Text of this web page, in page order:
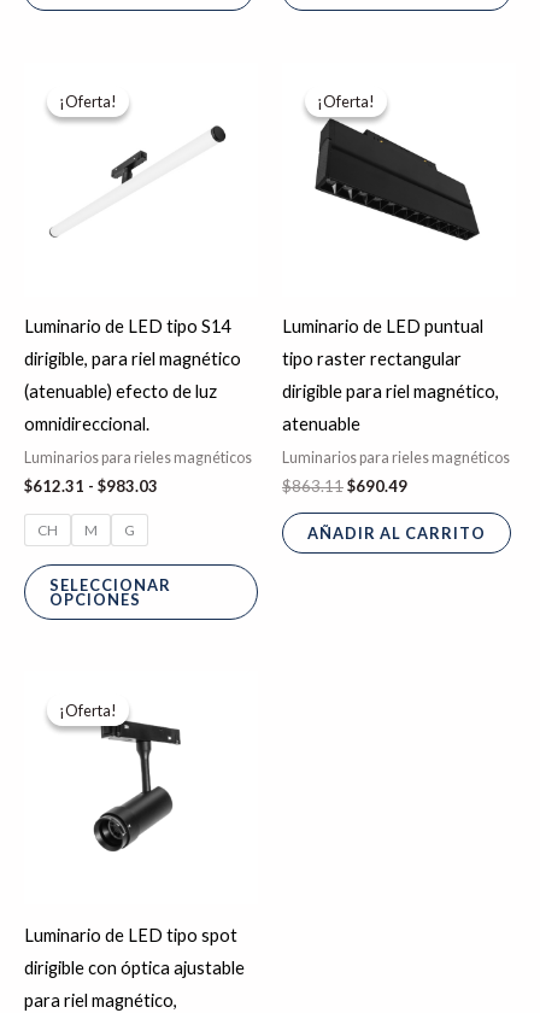
¡Oferta!
¡Oferta!
Luminario de LED tipo S14
dirigible, para riel magnético
(atenuable) efecto de luz
omnidireccional.
Luminarios para rieles magnéticos
$612.31 - $983.03
CH M G
SELECCIONAR
OPCIONES
producto
múltiples
pueden
elegir
página
producto
¡Oferta!
¡Oferta!
Luminario de LED puntual
tipo raster rectangular
dirigible para riel magnético,
atenuable
Luminarios para rieles magnéticos
$863.11
precio
original
era:
$863.11.
$690.49
$690.49.
AÑADIR AL CARRITO
¡Oferta!
¡Oferta!
Luminario de LED tipo spot
dirigible con óptica ajustable
para riel magnético,
precio
original
era:
$1,047.04.
es: